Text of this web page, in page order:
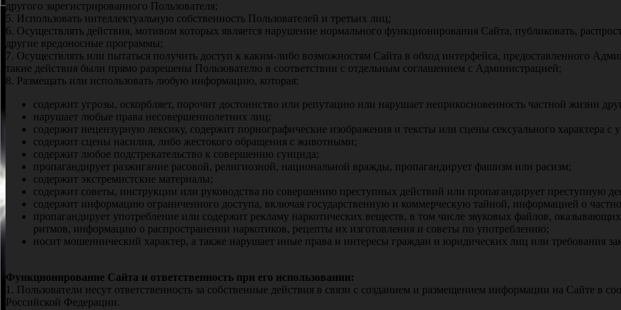
другого зарегистрированного Пользователя;
5. Использовать интеллектуальную собственность Пользователей и третьих лиц;
6. Осуществлять действия, мотивом которых является нарушение нормального функционирования Сайта, публиковать,
другие вредоносные программы;
7. Осуществлять или пытаться получить доступ к каким-либо возможностям Сайта в обход интерфейса, предоставленного
такие действия были прямо разрешены Пользователю в соответствии с отдельным соглашением с Администрацией;
8. Размещать или использовать любую информацию, которая:
содержит угрозы, оскорбляет, порочит достоинство или репутацию или нарушает неприкосновенность частной жизни
нарушает любые права несовершеннолетних лиц;
содержит нецензурную лексику, содержит порнографические изображения и тексты или сцены сексуального характера с
содержит сцены насилия, либо жестокого обращения с животными;
содержит любое подстрекательство к совершению суицида;
пропагандирует разжигание расовой, религиозной, национальной вражды, пропагандирует фашизм или расизм;
содержит экстремистские материалы;
содержит советы, инструкции или руководства по совершению преступных действий или пропагандирует преступную
содержит информацию ограниченного доступа, включая государственную и коммерческую тайной, информацией о
пропагандирует употребление или содержит рекламу наркотических веществ, в том числе звуковых файлов,
ритмов, информацию о распространении наркотиков, рецепты их изготовления и советы по употреблению;
носит мошеннический характер, а также нарушает иные права и интересы граждан и юридических лиц или требования
Функционирование Сайта и ответственность при его использовании:
1. Пользователи несут ответственность за собственные действия в связи с созданием и размещением информации на Сайте в
Российской Федерации.